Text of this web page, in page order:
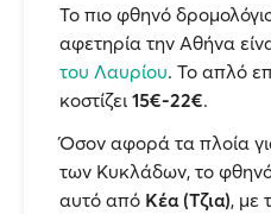
Το πιο φθηνό
αφετηρία την Αθήνα
του Λαυρίου. Το απλό
κοστίζει 15€-22€.
Όσον αφορά τα πλοία
των Κυκλάδων, το
αυτό από Κέα (Τζια), με